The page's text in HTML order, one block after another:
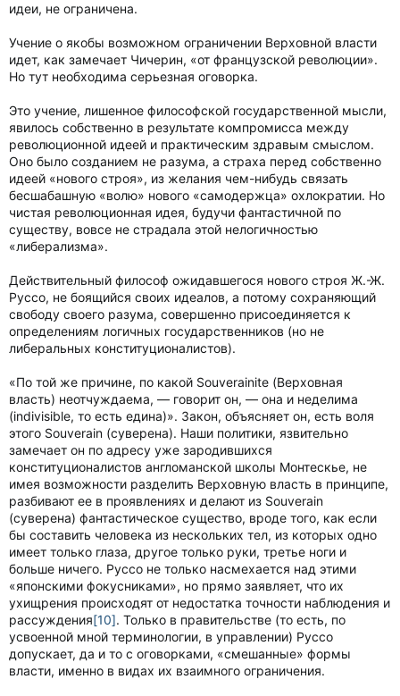
идеи, не ограничена.
Учение о якобы возможном ограничении Верховной власти
идет, как замечает Чичерин, «от французской революции».
Но тут необходима серьезная оговорка.
Это учение, лишенное философской государственной мысли,
явилось собственно в результате компромисса между
революционной идеей и практическим здравым смыслом.
Оно было созданием не разума, а страха перед собственно
идеей «нового строя», из желания чем-нибудь связать
бесшабашную «волю» нового «самодержца» охлократии. Но
чистая революционная идея, будучи фантастичной по
существу, вовсе не страдала этой нелогичностью
«либерализма».
Действительный философ ожидавшегося нового строя Ж.-Ж.
Руссо, не боящийся своих идеалов, а потому сохраняющий
свободу своего разума, совершенно присоединяется к
определениям логичных государственников (но не
либеральных конституционалистов).
«По той же причине, по какой Souverainite (Верховная
власть) неотчуждаема, — говорит он, — она и неделима
(indivisible, то есть едина)». Закон, объясняет он, есть воля
этого Souverain (суверена). Наши политики, язвительно
замечает он по адресу уже зародившихся
конституционалистов англоманской школы Монтескье, не
имея возможности разделить Верховную власть в принципе,
разбивают ее в проявлениях и делают из Souverain
(суверена) фантастическое существо, вроде того, как если
бы составить человека из нескольких тел, из которых одно
имеет только глаза, другое только руки, третье ноги и
больше ничего. Руссо не только насмехается над этими
«японскими фокусниками», но прямо заявляет, что их
ухищрения происходят от недостатка точности наблюдения и
рассуждения[10]. Только в правительстве (то есть, по
усвоенной мной терминологии, в управлении) Руссо
допускает, да и то с оговорками, «смешанные» формы
власти, именно в видах их взаимного ограничения.